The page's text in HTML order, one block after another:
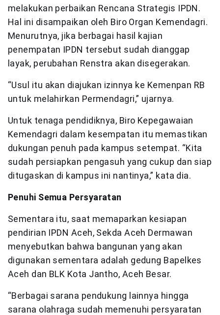
melakukan perbaikan Rencana Strategis IPDN.
Hal ini disampaikan oleh Biro Organ Kemendagri.
Menurutnya, jika berbagai hasil kajian
penempatan IPDN tersebut sudah dianggap
layak, perubahan Renstra akan disegerakan.
“Usul itu akan diajukan izinnya ke Kemenpan RB
untuk melahirkan Permendagri,” ujarnya.
Untuk tenaga pendidiknya, Biro Kepegawaian
Kemendagri dalam kesempatan itu memastikan
dukungan penuh pada kampus setempat. “Kita
sudah persiapkan pengasuh yang cukup dan siap
ditugaskan di kampus ini nantinya,” kata dia.
Penuhi Semua Persyaratan
Sementara itu, saat memaparkan kesiapan
pendirian IPDN Aceh, Sekda Aceh Dermawan
menyebutkan bahwa bangunan yang akan
digunakan sementara adalah gedung Bapelkes
Aceh dan BLK Kota Jantho, Aceh Besar.
“Berbagai sarana pendukung lainnya hingga
sarana olahraga sudah memenuhi persyaratan